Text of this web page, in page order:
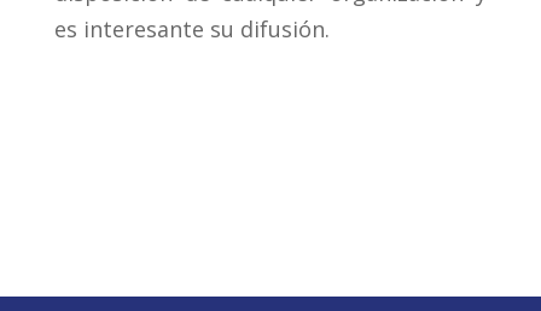
es interesante su difusión.